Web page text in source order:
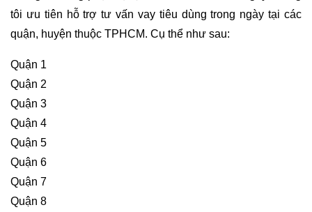
tôi ưu tiên hỗ trợ tư vấn vay tiêu dùng trong ngày tại các
quận, huyện thuộc TPHCM. Cụ thể như sau:
Quận 1
Quận 2
Quận 3
Quận 4
Quận 5
Quận 6
Quận 7
Quận 8